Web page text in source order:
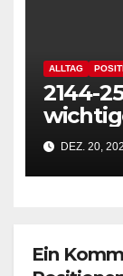
ALLTAG
2144-
DEZ. 20,
Ein